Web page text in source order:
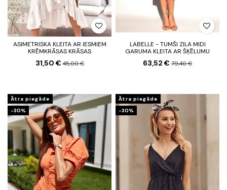
ASIMETRISKA KLEITA AR IESMIEM
KRĒMKRĀSAS KRĀSAS
31,50 €45,00 €
LABELLE - TUMŠI ZILA MIDI
GARUMA KLEITA AR ŠĶĒLUMU
63,52 € 79,40 €
Ātra piegāde
-30%
Ātra piegāde
-30%